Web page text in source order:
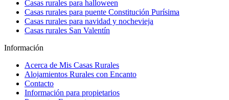
Casas rurales para halloween
Casas rurales para puente Constitución Purísima
Casas rurales para navidad y nochevieja
Casas rurales San Valentín
Información
Acerca de Mis Casas Rurales
Alojamientos Rurales con Encanto
Contacto
Información para propietarios